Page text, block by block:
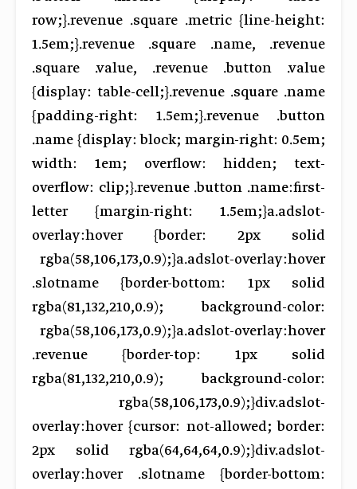
row;}.revenue .square .metric {line-height:
1.5em;}.revenue .square .name, .revenue
.square .value, .revenue .button .value
{display: table-cell;}.revenue .square .name
{padding-right: 1.5em;}.revenue .button
.name {display: block; margin-right: 0.5em;
width: 1em; overflow: hidden; text-
overflow: clip;}.revenue .button .name:first-
letter {margin-right: 1.5em;}a.adslot-
overlay:hover {border: 2px solid
rgba(58,106,173,0.9);}a.adslot-overlay:hover
.slotname {border-bottom: 1px solid
rgba(81,132,210,0.9); background-color:
rgba(58,106,173,0.9);}a.adslot-overlay:hover
.revenue {border-top: 1px solid
rgba(81,132,210,0.9); background-color:
rgba(58,106,173,0.9);}div.adslot-
overlay:hover {cursor: not-allowed; border:
2px solid rgba(64,64,64,0.9);}div.adslot-
overlay:hover .slotname {border-bottom: